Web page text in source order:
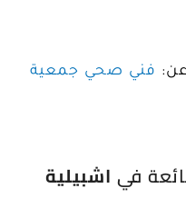
فني صحي جمعية
في اشبيلية